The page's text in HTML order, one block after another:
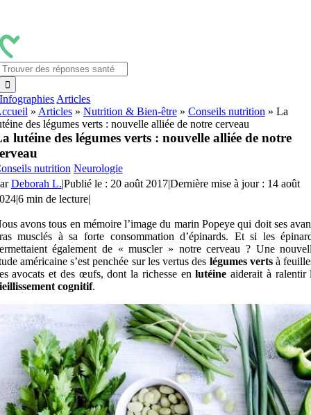
contenu
Infographies Articles
» Articles» Nutrition & Bien-être» Conseils nutrition » La
des légumes verts : nouvelle alliée de notre cerveau
lutéine des légumes verts : nouvelle alliée de notre
nutrition Neurologie
Deborah L.|Publié le : 20 août 2017|Dernière mise à jour : 14 août
|6 min de lecture|
avons tous en mémoire l’image du marin Popeye qui doit ses
musclés à sa forte consommation d’épinards. Et si les
également de « muscler » notre cerveau ? Une
américaine s’est penchée sur les vertus des légumes vertsà
avocats et des œufs, dont la richesse enlutéine aiderait à ralentir
cognitif.